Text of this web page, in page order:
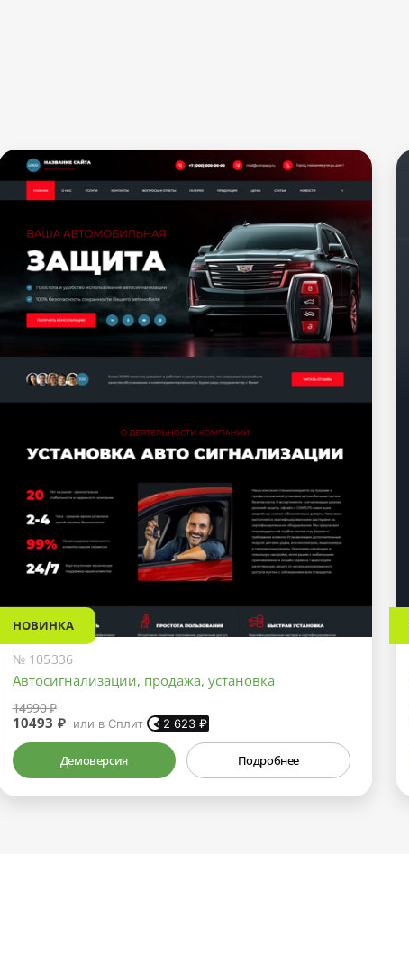
НОВИНКА
№ 105336
Автосигнализации, продажа, установка
14990 ₽
10493 ₽ или в Сплит 2 623₽
Демоверсия Подробнее